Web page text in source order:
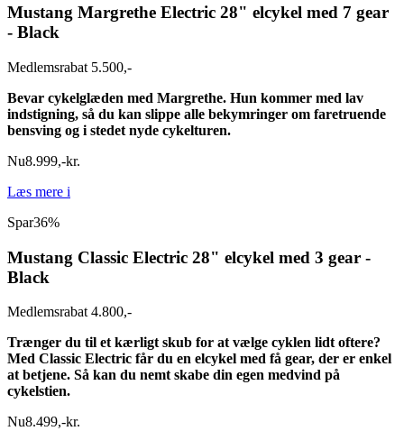
Mustang Margrethe Electric 28" elcykel med 7 gear
- Black
Medlemsrabat 5.500,-
Bevar cykelglæden med Margrethe. Hun kommer med lav
indstigning, så du kan slippe alle bekymringer om faretruende
bensving og i stedet nyde cykelturen.
Nu8.999,-kr.
Læs mere i
Spar36%
Mustang Classic Electric 28" elcykel med 3 gear -
Black
Medlemsrabat 4.800,-
Trænger du til et kærligt skub for at vælge cyklen lidt oftere?
Med Classic Electric får du en elcykel med få gear, der er enkel
at betjene. Så kan du nemt skabe din egen medvind på
cykelstien.
Nu8.499,-kr.